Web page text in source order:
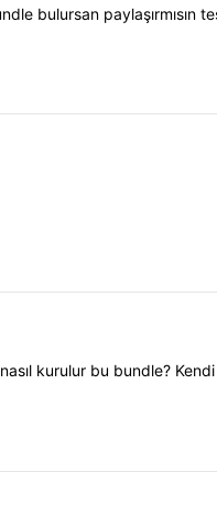
bulursan paylaşırmısın
kurulur bu bundle?